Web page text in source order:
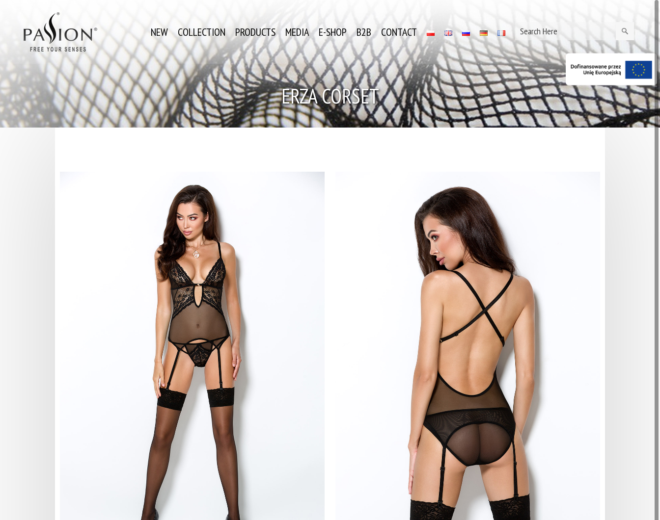
NEW COLLECTION PRODUCTS MEDIA E-SHOP B2B CONTACT
ERZA CORSET